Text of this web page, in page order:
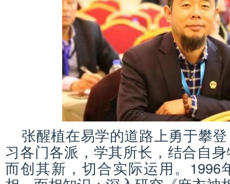
张醒植在易学的道路上勇于攀
习各门各派，学其所长，结合自
而创其新，切合实际运用。1996